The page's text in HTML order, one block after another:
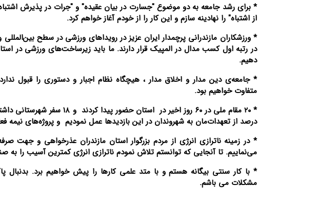
* برای رشد جامعه به دو موضوع "جسارت در بیان عقیده" و "جرات در پذیرش
از اشتباه" را نهادینه سازم و این کار را از خودم آغاز خواهم کرد.
* ورزشکاران مازندرانی پرچمدار ایران عزیز در رویداهای ورزشی در سطح
در رتبه اول کسب مدال در المپیک قرار دارند. ما باید زیرساخت‌های ورزشی در
دهیم.
* جامعه‌ی دین مدار و اخلاق مدار ، هیچگاه نظام اجبار و دستوری را قبول
متفاوت خواهیم بود.
درصد از تعهدات‌مان به شهروندان در این بازدیدها عمل نمودیم و پروژه‌های نیمه
* در زمینه ناترازی انرژی از مردم بزرگوار استان مازندران عذرخواهی و جهت
می‌نماییم. تا آنجایی که توانستم تلاش نمودم ناترازی انرژی کمترین آسیب را به
* با کار سنتی بیگانه هستم و با متد علمی کارها را پیش خواهیم برد.
مشکلات می باشم.